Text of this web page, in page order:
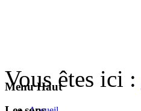
Menu Haut
Vous êtes ici :